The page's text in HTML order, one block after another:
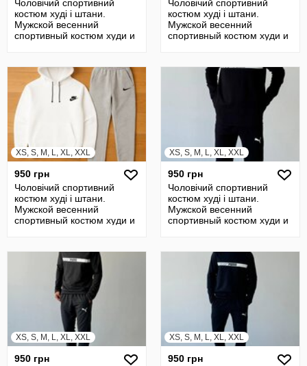
Чоловічий спортивний
костюм худі і штани.
Мужской весенний
спортивный костюм худи и
Чоловічий спортивний
костюм худі і штани.
Мужской весенний
спортивный костюм худи и
XS, S, M, L, XL, XXL
950 грн
Чоловічий спортивний
костюм худі і штани.
Мужской весенний
спортивный костюм худи и
XS, S, M, L, XL, XXL
950 грн
Чоловічий спортивний
костюм худі і штани.
Мужской весенний
спортивный костюм худи и
XS, S, M, L, XL, XXL
950 грн
XS, S, M, L, XL, XXL
950 грн